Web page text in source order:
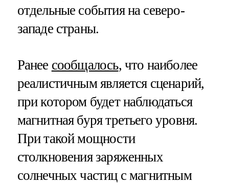
отдельные события на северо-
западе страны.
Ранее сообщалось, что наиболее
реалистичным является сценарий,
при котором будет наблюдаться
магнитная буря третьего уровня.
При такой мощности
столкновения заряженных
солнечных частиц с магнитным